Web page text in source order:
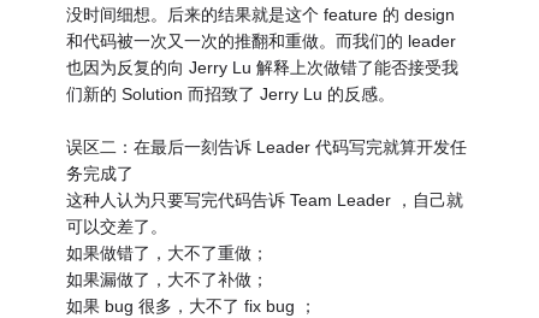
没时间细想。后来的结果就是这个 feature 的 design
和代码被一次又一次的推翻和重做。而我们的 leader
也因为反复的向 Jerry Lu 解释上次做错了能否接受我
们新的 Solution 而招致了 Jerry Lu 的反感。
误区二：在最后一刻告诉 Leader 代码写完就算开发任
务完成了
这种人认为只要写完代码告诉 Team Leader ，自己就
可以交差了。
如果做错了，大不了重做；
如果漏做了，大不了补做；
如果 bug 很多，大不了 fix bug ；